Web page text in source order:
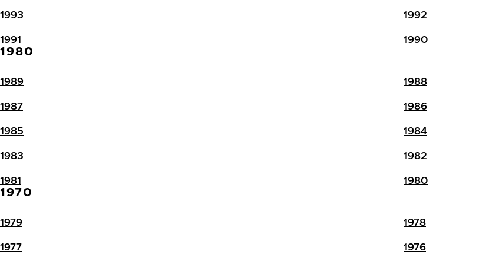
1993
1992
1991
1990
1980
1989
1988
1987
1986
1985
1984
1983
1982
1981
1980
1970
1979
1978
1977
1976